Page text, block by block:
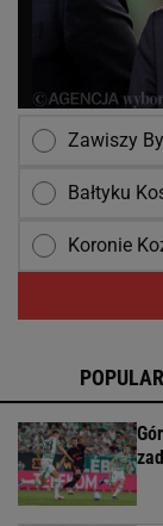
Zawiszy
Bałtyku
Koronie